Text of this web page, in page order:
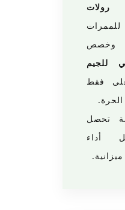
رولات
وخصص
للجيم
فقط
تحصل
أداء